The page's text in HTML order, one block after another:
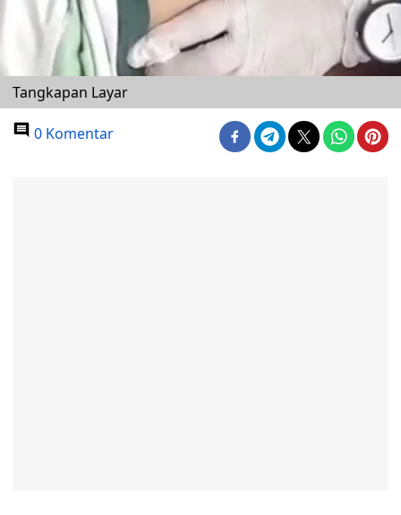
Tangkapan Layar
0 Komentar